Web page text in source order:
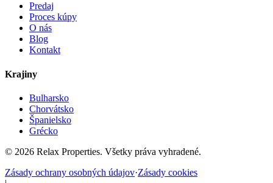
Predaj
Proces kúpy
O nás
Blog
Kontakt
Krajiny
Bulharsko
Chorvátsko
Španielsko
Grécko
© 2026 Relax Properties. Všetky práva vyhradené.
Zásady ochrany osobných údajov·Zásady cookies